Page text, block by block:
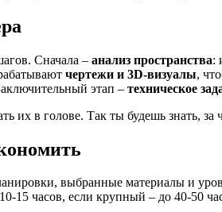
Сначала – анализ пространства:
чертежи и 3D‑визуалы,
этап – техническое
в голове. Так ты будешь знать, за
выбранные материалы и
часов, если крупный – до 40‑50